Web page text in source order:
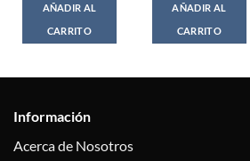
AÑADIR AL
CARRITO
AÑADIR AL
CARRITO
Información
Acerca de Nosotros